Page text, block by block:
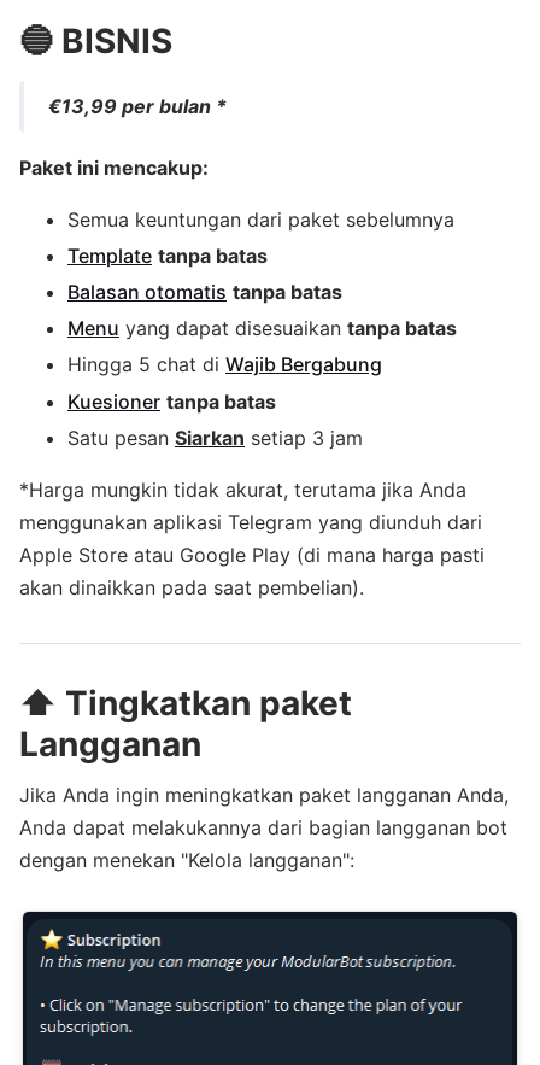
🔵 BISNIS
€13,99 per bulan *
Paket ini mencakup:
Semua keuntungan dari paket sebelumnya
Template tanpa batas
Balasan otomatis tanpa batas
Menu yang dapat disesuaikan tanpa batas
Hingga 5 chat di Wajib Bergabung
Kuesioner tanpa batas
Satu pesan Siarkan setiap 3 jam
*Harga mungkin tidak akurat, terutama jika Anda
menggunakan aplikasi Telegram yang diunduh dari
Apple Store atau Google Play (di mana harga pasti
akan dinaikkan pada saat pembelian).
⬆️ Tingkatkan paket
Langganan
Jika Anda ingin meningkatkan paket langganan Anda,
Anda dapat melakukannya dari bagian langganan bot
dengan menekan "Kelola langganan":